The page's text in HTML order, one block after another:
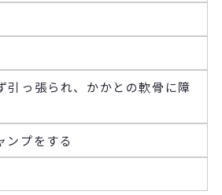
引っ張られ、かかとの軟骨に障
ンプをする